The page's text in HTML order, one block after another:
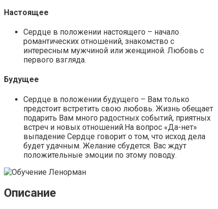
Настоящее
Сердце в положении настоящего – начало
романтических отношений, знакомство с
интересным мужчиной или женщиной. Любовь с
первого взгляда.
Будущее
Сердце в положении будущего – Вам только
предстоит встретить свою любовь. Жизнь обещает
подарить Вам много радостных событий, приятных
встреч и новых отношений.На вопрос «Да-нет»
выпадение Сердце говорит о том, что исход дела
будет удачным. Желание сбудется. Вас ждут
положительные эмоции по этому поводу.
Описание